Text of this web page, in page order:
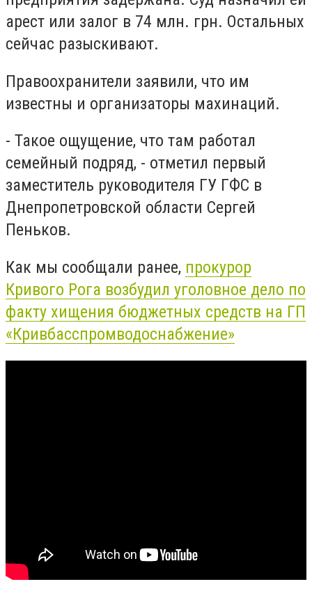
арест или залог в 74 млн. грн. Остальных
сейчас разыскивают.
Правоохранители заявили, что им
известны и организаторы махинаций.
- Такое ощущение, что там работал
семейный подряд, - отметил первый
заместитель руководителя ГУ ГФС в
Днепропетровской области Сергей
Пеньков.
Как мы сообщали ранее, прокурор
Кривого Рога возбудил уголовное дело по
факту хищения бюджетных средств на ГП
«Кривбасспромводоснабжение»